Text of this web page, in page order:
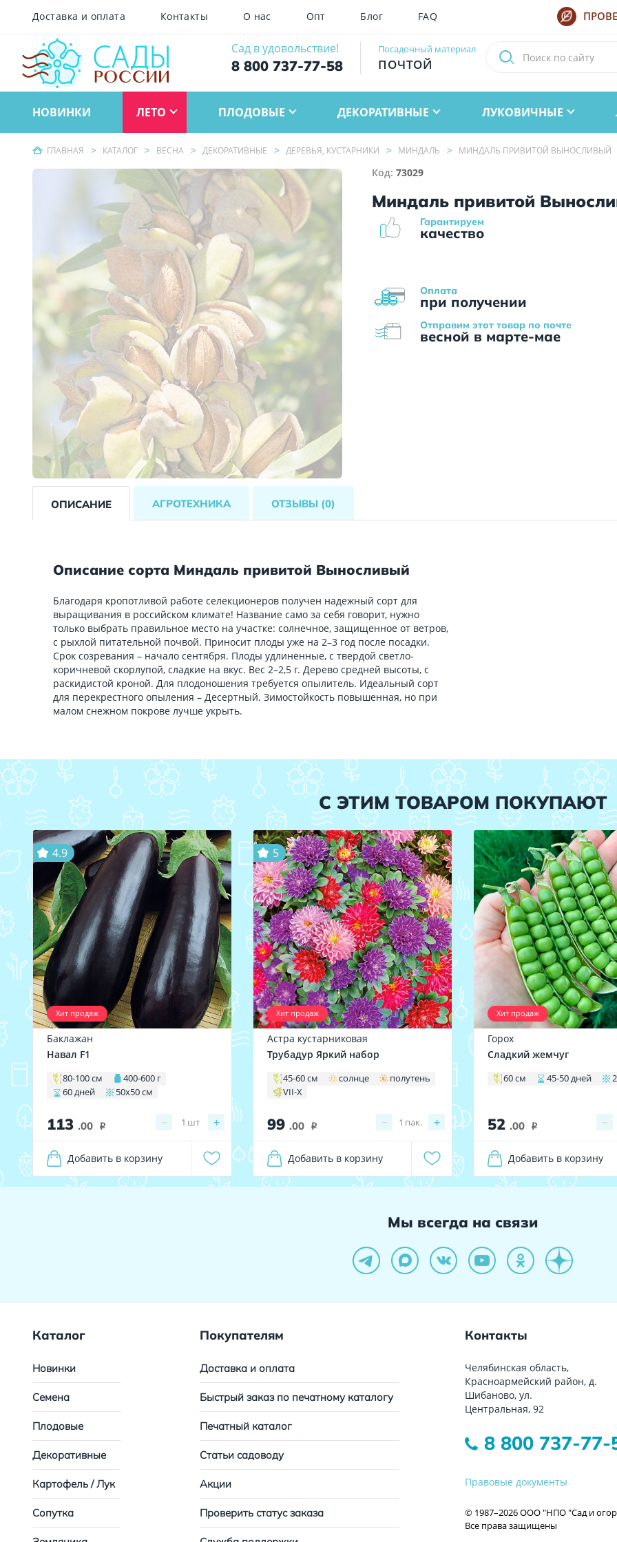
Доставка и оплата Контакты О нас Опт Блог FAQ
Сад в удовольствие!
8 800 737-77-58
Посадочный материал
ПОЧТОЙ
НОВИНКИ ЛЕТО ПЛОДОВЫЕ ДЕКОРАТИВНЫЕ ЛУКОВИЧНЫЕ
ГЛАВНАЯ КАТАЛОГ ВЕСНА ДЕКОРАТИВНЫЕ ДЕРЕВЬЯ, КУСТАРНИКИ МИНДАЛЬ МИНДАЛЬ ПРИВИТОЙ ВЫНОСЛИВЫЙ
Код:73029
Миндаль привитой
Оплата
при получении
Гарантируем
качество
Отправим этот товар по почте
весной в марте-мае
ОПИСАНИЕ АГРОТЕХНИКА ОТЗЫВЫ (0)
Описание сорта Миндаль привитой Выносливый
Благодаря кропотливой работе селекционеров получен надежный сорт для
выращивания в российском климате! Название само за себя говорит, нужно
только выбрать правильное место на участке: солнечное, защищенное от ветров,
с рыхлой питательной почвой. Приносит плоды уже на 2–3 год после посадки.
Срок созревания – начало сентября. Плоды удлиненные, с твердой светло-
коричневой скорлупой, сладкие на вкус. Вес 2–2,5 г. Дерево средней высоты, с
раскидистой кроной. Для плодоношения требуется опылитель. Идеальный сорт
для перекрестного опыления – Десертный. Зимостойкость повышенная, но при
малом снежном покрове лучше укрыть.
С ЭТИМ ТОВАРОМ ПОКУПАЮТ
Хит продаж
4.9
Баклажан
Навал F1
80-100 см
400-600 г
60 дней
50х50 см
113 .00 i − +
1 шт
Добавить в корзину
Хит продаж
5
Астра кустарниковая
Трубадур Яркий набор
45-60 см солнце
полутень
VII-X
99 .00 i − +
1 пак.
Добавить в корзину
Хит продаж
Горох
Сладкий жемчуг
60 см 45-50 дней
52 .00 i −
Добавить в корзину
Мы всегда на связи
Каталог
Новинки
Семена
Плодовые
Декоративные
Картофель / Лук
Сопутка
Покупателям
Доставка и оплата
Быстрый заказ по печатному каталогу
Печатный каталог
Статьи садоводу
Акции
Проверить статус заказа
Контакты
Челябинская область,
Красноармейский район, д.
Шибаново, ул.
Центральная, 92
8 800 737-77-
Правовые документы
© 1987–2026 ООО "НПО "Сад и
Все права защищены